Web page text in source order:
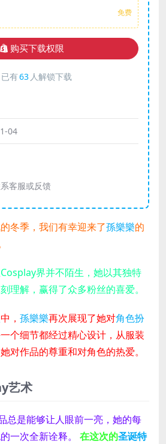
免费
购买下载权限
已有63 人解锁下载
04
客服或反馈
冬季，我们有幸迎来了孫樂樂的
Cosplay界并不陌生，她以其独特
理解，赢得了众多粉丝的喜爱。
中， 孫樂樂再次展现了她对角色扮
个细节都经过精心设计，从服装
对作品的尊重和对角色的热爱。
艺术
总是能够让人眼前一亮，她的每
一次全新诠释。
在这次的圣诞特